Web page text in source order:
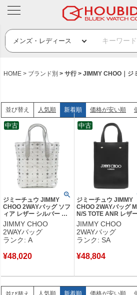
HOME ブランド別 サ行 JIMMY CHOO｜ジ
並び替え 人気順 新着順 価格が安い順
ジミーチュウ JIMMY
CHOO 2WAYバッグ ソフ
ィア レザー シルバー シ
ルバー金具 SOFIA トー
ト ショルダー 星 スター
スタッズ メタリック
【中古】中古美品
JIMMY CHOO
2WAYバッグ
ランク: A
¥48,020
中古
ジミーチュウ JIMMY
CHOO 2WAYバッグ
N/S TOTE ANR レザ
ブラック シルバー金具
トート ショルダーバッ
黒 【中古】新品同様品
JIMMY CHOO
2WAYバッグ
ランク: SA
¥48,804
中古
人気順 新着順 価格が安い順